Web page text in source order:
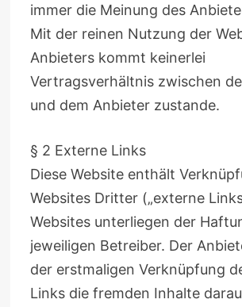
immer die Meinung des
Mit der reinen Nutzung der
Anbieters kommt keinerlei
Vertragsverhältnis zwischen
und dem Anbieter zustande.
§ 2 Externe Links
Diese Website enthält
Websites Dritter („externe
Websites unterliegen der
jeweiligen Betreiber. Der
der erstmaligen Verknüpfung
Links die fremden Inhalte